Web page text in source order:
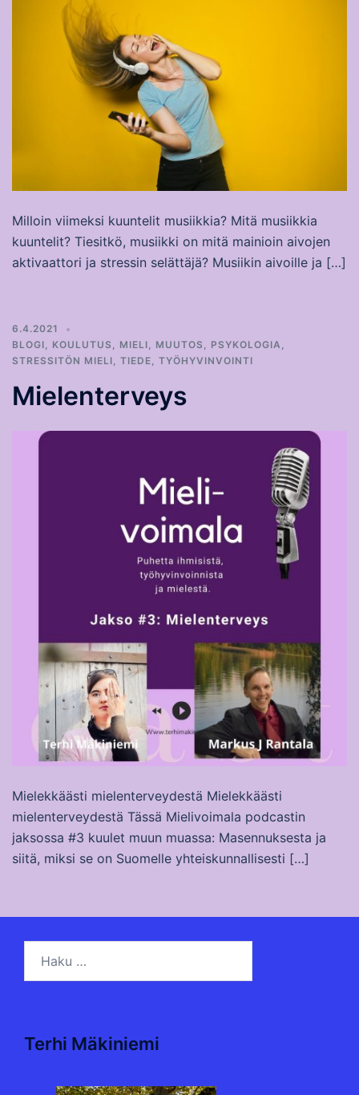
Milloin viimeksi kuuntelit musiikkia? Mitä musiikkia
kuuntelit? Tiesitkö, musiikki on mitä mainioin aivojen
aktivaattori ja stressin selättäjä? Musiikin aivoille ja […]
6.4.2021
BLOGI
KOULUTUS MIELI MUUTOS PSYKOLOGIA
STRESSITÖN MIELI
TIEDE TYÖHYVINVOINTI
Mielenterveys
Mielekkäästi mielenterveydestä Mielekkäästi
mielenterveydestä Tässä Mielivoimala podcastin
jaksossa #3 kuulet muun muassa: Masennuksesta ja
siitä, miksi se on Suomelle yhteiskunnallisesti […]
Terhi Mäkiniemi